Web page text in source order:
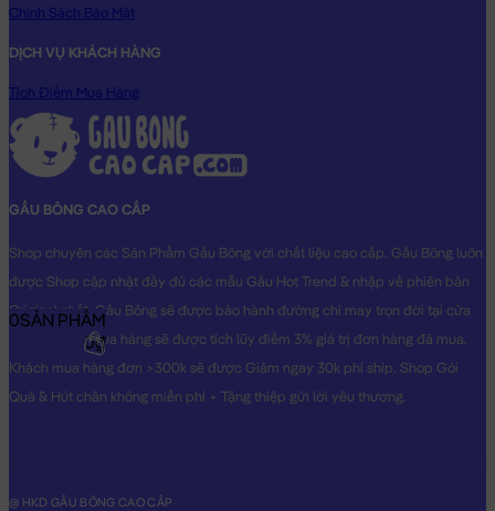
Chính Sách Bảo Mật
DỊCH VỤ KHÁCH HÀNG
Tích Điểm Mua Hàng
GẤU BÔNG CAO CẤP
Shop chuyên các Sản Phẩm Gấu Bông với chất liệu cao cấp. Gấu Bông luôn
được Shop cập nhật đầy đủ các mẫu Gấu Hot Trend & nhập về phiên bản
Original nhất. Gấu Bông sẽ được bảo hành đường chỉ may trọn đời tại cửa
hàng, Khách mua hàng sẽ được tích lũy điểm 3% giá trị đơn hàng đã mua.
Khách mua hàng đơn >300k sẽ được Giảm ngay 30k phí ship. Shop Gói
Quà & Hút chân không miễn phí + Tặng thiệp gửi lời yêu thương.
@ HKD GẤU BÔNG CAO CẤP
0SẢN PHẨM
0₫